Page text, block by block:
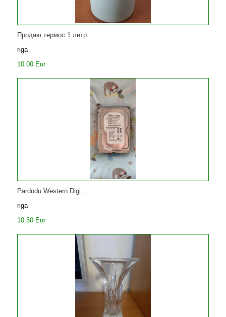
Продаю термос 1 литр...
riga
10.00 Eur
Pārdodu Western Digi...
riga
10.50 Eur